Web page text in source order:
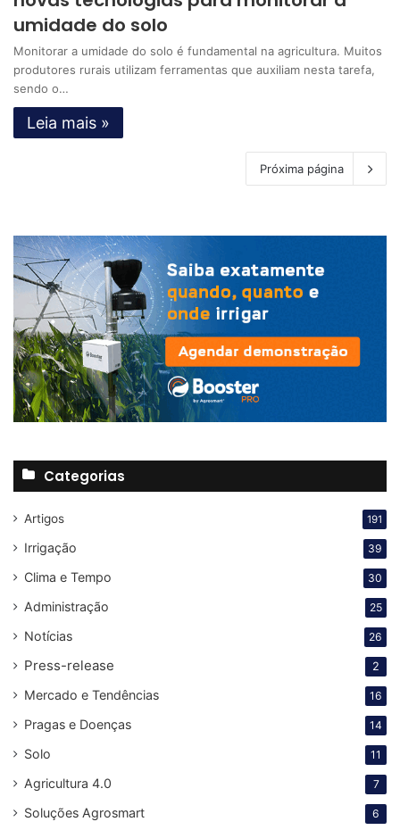
umidade do solo
Monitorar a umidade do solo é fundamental na agricultura. Muitos
produtores rurais utilizam ferramentas que auxiliam nesta tarefa,
sendo o…
Leia mais »
Próxima página
Categorias
Artigos 191
Irrigação 39
Clima e Tempo 30
Administração 25
Notícias 26
Press-release 2
Mercado e Tendências 16
Pragas e Doenças 14
Solo 11
Agricultura 4.0 7
Soluções Agrosmart 6